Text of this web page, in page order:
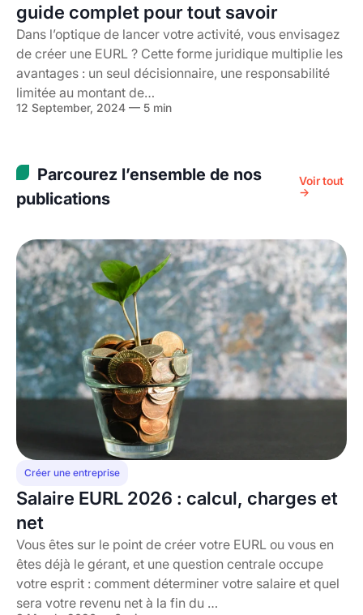
guide complet pour tout savoir
Dans l’optique de lancer votre activité, vous envisagez
de créer une EURL ? Cette forme juridique multiplie les
avantages : un seul décisionnaire, une responsabilité
limitée au montant de…
12 September, 2024 — 5 min
Parcourez l’ensemble de nos
publications
Voir tout
→
Créer une entreprise
Salaire EURL 2026 : calcul, charges et
net
Vous êtes sur le point de créer votre EURL ou vous en
êtes déjà le gérant, et une question centrale occupe
votre esprit : comment déterminer votre salaire et quel
sera votre revenu net à la fin du …